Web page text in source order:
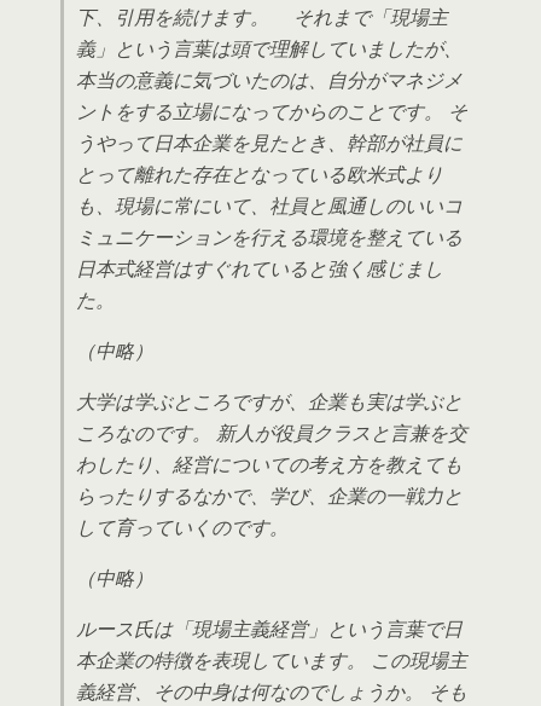
下、引用を続けます。 それまで「現場主
義」という言葉は頭で理解していましたが、
本当の意義に気づいたのは、自分がマネジメ
ントをする立場になってからのことです。 そ
うやって日本企業を見たとき、幹部が社員に
とって離れた存在となっている欧米式より
も、現場に常にいて、社員と風通しのいいコ
ミュニケーションを行える環境を整えている
日本式経営はすぐれていると強く感じまし
た。
（中略）
大学は学ぶところですが、企業も実は学ぶと
ころなのです。 新人が役員クラスと言兼を交
わしたり、経営についての考え方を教えても
らったりするなかで、学び、企業の一戦力と
して育っていくのです。
（中略）
ルース氏は「現場主義経営」という言葉で日
本企業の特徴を表現しています。 この現場主
義経営、その中身は何なのでしょうか。 そも